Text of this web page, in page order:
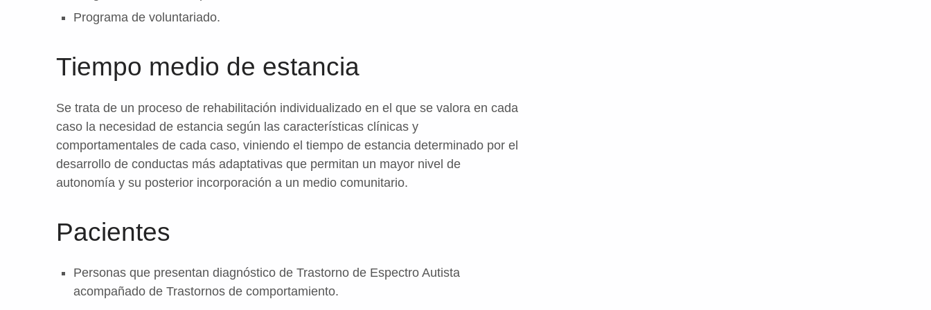
Programa de voluntariado.
Tiempo medio de estancia
Se trata de un proceso de rehabilitación individualizado en el que se valora en cada
caso la necesidad de estancia según las características clínicas y
comportamentales de cada caso, viniendo el tiempo de estancia determinado por el
desarrollo de conductas más adaptativas que permitan un mayor nivel de
autonomía y su posterior incorporación a un medio comunitario.
Pacientes
Personas que presentan diagnóstico de Trastorno de Espectro Autista
acompañado de Trastornos de comportamiento.